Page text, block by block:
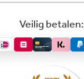
Veilig betalen: